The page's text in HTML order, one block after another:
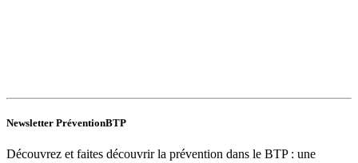
Newsletter PréventionBTP
Découvrez et faites découvrir la prévention dans le BTP : une